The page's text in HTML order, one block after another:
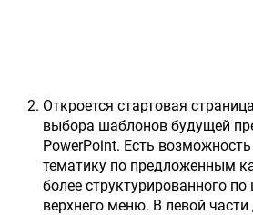
Откроется стартовая
выбора шаблонов будущей
PowerPoint. Есть
тематику по предложенным
более структурированного
верхнего меню. В левой части